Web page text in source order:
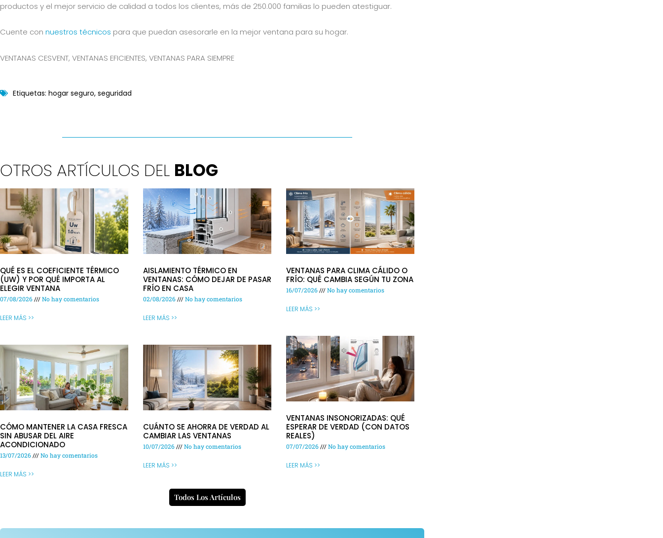
productos y el mejor servicio de calidad a todos los clientes, más de 250.000 familias lo pueden atestiguar.
Cuente con nuestros técnicos para que puedan asesorarle en la mejor ventana para su hogar.
VENTANAS CESVENT, VENTANAS EFICIENTES, VENTANAS PARA SIEMPRE
Etiquetas: hogar seguro, seguridad
OTROS ARTÍCULOS DEL BLOG
QUÉ ES EL COEFICIENTE TÉRMICO
(UW) Y POR QUÉ IMPORTA AL
ELEGIR VENTANA
07/08/2026 No hay comentarios
LEER MÁS >>
AISLAMIENTO TÉRMICO EN
VENTANAS: CÓMO DEJAR DE PASAR
FRÍO EN CASA
02/08/2026 No hay comentarios
LEER MÁS >>
VENTANAS PARA CLIMA CÁLIDO O
FRÍO: QUÉ CAMBIA SEGÚN TU ZONA
16/07/2026 No hay comentarios
LEER MÁS >>
CÓMO MANTENER LA CASA FRESCA
SIN ABUSAR DEL AIRE
ACONDICIONADO
13/07/2026 No hay comentarios
LEER MÁS >>
CUÁNTO SE AHORRA DE VERDAD AL
CAMBIAR LAS VENTANAS
10/07/2026 No hay comentarios
LEER MÁS >>
VENTANAS INSONORIZADAS: QUÉ
ESPERAR DE VERDAD (CON DATOS
REALES)
07/07/2026 No hay comentarios
LEER MÁS >>
Todos Los Artículos